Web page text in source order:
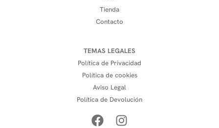
Tienda
Contacto
TEMAS LEGALES
Política de Privacidad
Política de cookies
Aviso Legal
Política de Devolución